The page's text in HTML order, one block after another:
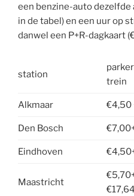
een benzine-auto
in de tabel) en een uur op
danwel een P+R-dagkaart
station
trein
Alkmaar €4,50
Den Bosch
Eindhoven
Maastricht